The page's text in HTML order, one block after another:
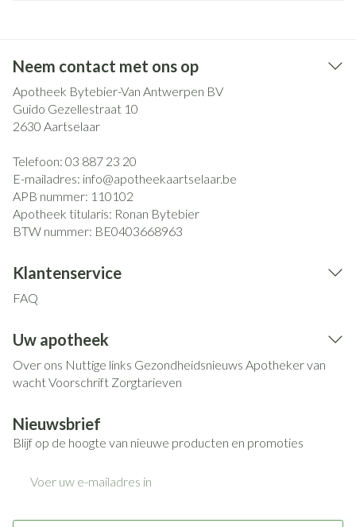
Neem contact met ons op
Apotheek Bytebier-Van Antwerpen BV
Guido Gezellestraat 10
2630 Aartselaar
Telefoon: 03 887 23 20
E-mailadres: info@apotheekaartselaar.be
APB nummer: 110102
Apotheek titularis: Ronan Bytebier
BTW nummer: BE0403668963
Klantenservice
FAQ
Uw apotheek
Over ons Nuttige links Gezondheidsnieuws Apotheker van
wachtVoorschrift Zorgtarieven
Nieuwsbrief
Blijf op de hoogte van nieuwe producten en promoties